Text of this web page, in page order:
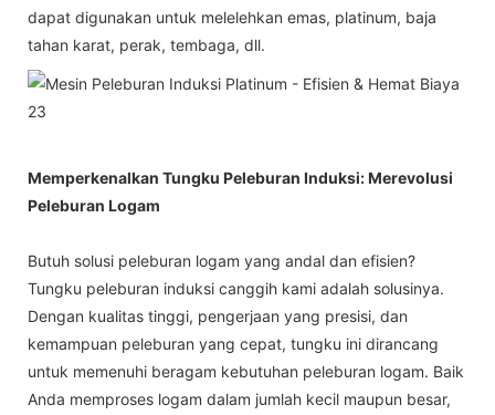
dapat digunakan untuk melelehkan emas, platinum, baja
tahan karat, perak, tembaga, dll.
Memperkenalkan Tungku Peleburan Induksi: Merevolusi
Peleburan Logam
Butuh solusi peleburan logam yang andal dan efisien?
Tungku peleburan induksi canggih kami adalah solusinya.
Dengan kualitas tinggi, pengerjaan yang presisi, dan
kemampuan peleburan yang cepat, tungku ini dirancang
untuk memenuhi beragam kebutuhan peleburan logam. Baik
Anda memproses logam dalam jumlah kecil maupun besar,